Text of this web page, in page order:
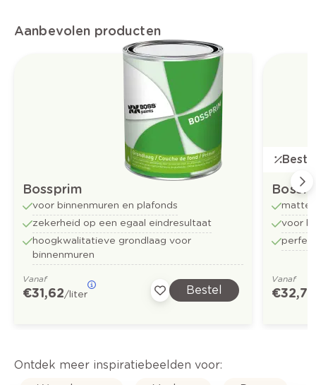
Aanbevolen producten
Bossprim
voor binnenmuren en plafonds
zekerheid op een egaal eindresultaat
hoogkwalitatieve grondlaag voor
binnenmuren
Vanaf
€ 31,62/liter Bestel
matte
voor
Vanaf
€ 32,73
Ontdek meer inspiratiebeelden voor: